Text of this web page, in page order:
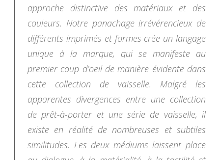
approche distinctive des matériaux et des
couleurs. Notre panachage irrévérencieux de
différents imprimés et formes crée un langage
unique à la marque, qui se manifeste au
premier coup d’oeil de manière évidente dans
cette collection de vaisselle. Malgré les
apparentes divergences entre une collection
de prêt-à-porter et une série de vaisselle, il
existe en réalité de nombreuses et subtiles
similitudes. Les deux médiums laissent place